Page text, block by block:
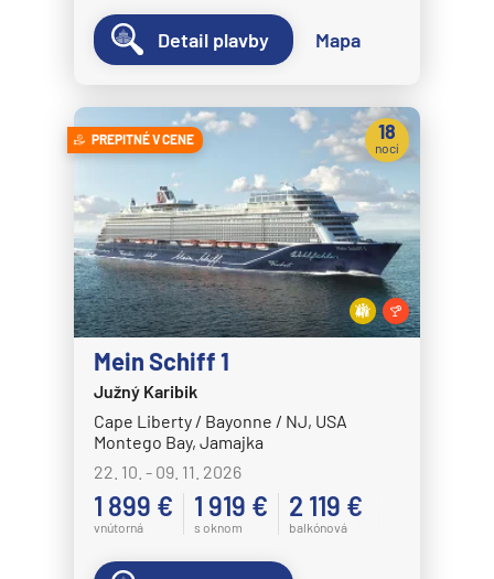
Detail plavby Mapa
PREPITNÉ V CENE
Mein Schiff 1
Južný Karibik
Cape Liberty / Bayonne / NJ, USA
Montego Bay, Jamajka
22. 10. - 09. 11. 2026
1 899 €
vnútorná
1 919 €
s oknom
2 119 €
balkónová
18
nocí